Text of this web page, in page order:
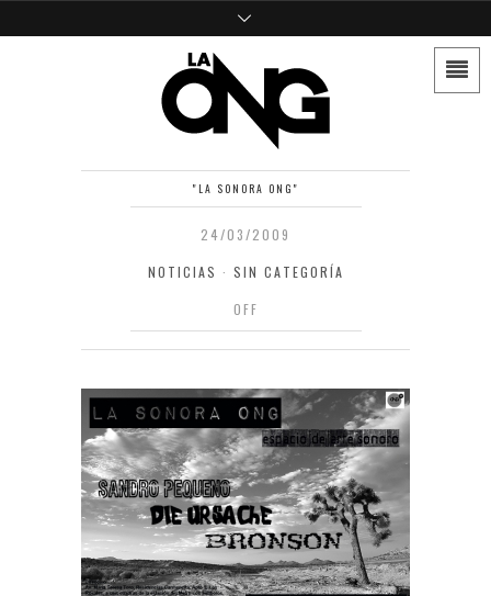
"LA SONORA ONG"
24/03/2009
NOTICIAS · SIN CATEGORÍA
OFF